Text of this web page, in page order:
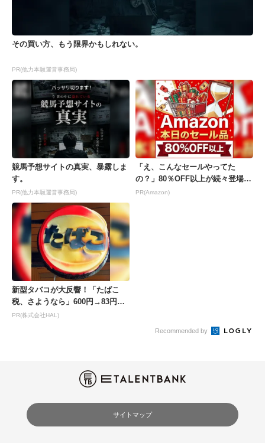
その買い方、もう限界かもしれない。
PR(他力本願運営事務局)
競馬予想サイトの真実、暴露しま
す。
PR(他力本願運営事務局)
「え、こんなセールやってた
の？」80％OFF以上が続々登場！
Amazonの本気が...
PR(Amazon)
新型タバコが大反響！「たばこ
税、さようなら」600円→83円の
新型が爆売れ
PR(株式会社HAL)
Recommended by
サイトマップ